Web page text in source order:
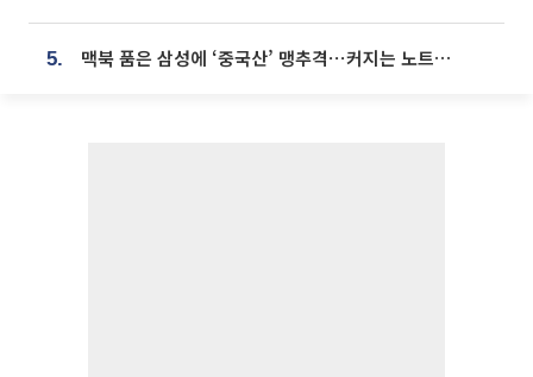
5. 맥북 품은 삼성에 ‘중국산’ 맹추격⋯커지는 노트북 OLED 시장